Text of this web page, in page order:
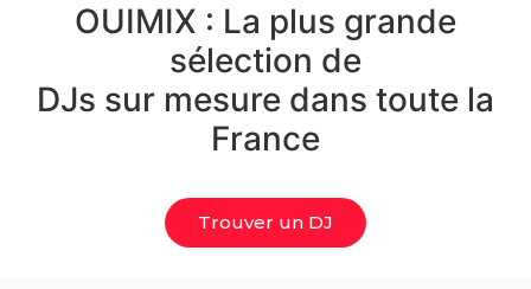
OUIMIX : La plus grande
sélection de
DJs sur mesure dans toute la
France
Trouver un DJ